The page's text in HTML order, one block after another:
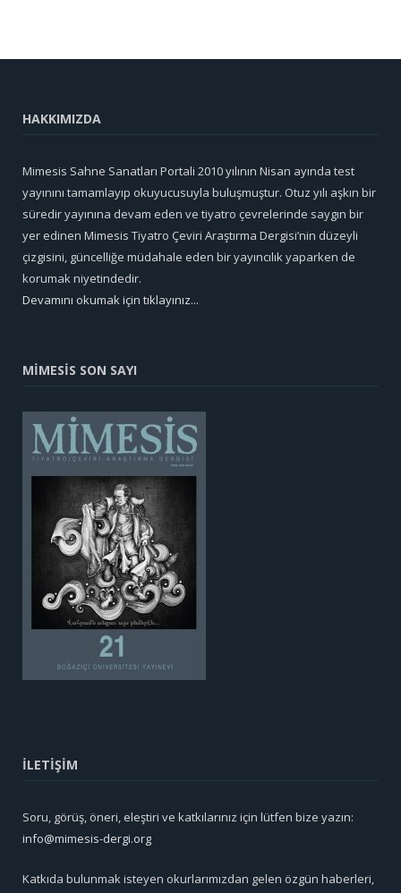
HAKKIMIZDA
Mimesis Sahne Sanatları Portali 2010 yılının Nisan ayında test
yayınını tamamlayıp okuyucusuyla buluşmuştur. Otuz yılı aşkın bir
süredir yayınına devam eden ve tiyatro çevrelerinde saygın bir
yer edinen Mimesis Tiyatro Çeviri Araştırma Dergisi’nin düzeyli
çizgisini, güncelliğe müdahale eden bir yayıncılık yaparken de
korumak niyetindedir.
Devamını okumak için tıklayınız...
MİMESİS SON SAYI
İLETİŞİM
Soru, görüş, öneri, eleştiri ve katkılarınız için lütfen bize yazın:
info@mimesis-dergi.org
Katkıda bulunmak isteyen okurlarımızdan gelen özgün haberleri,